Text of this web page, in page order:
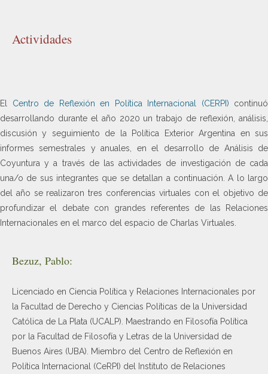
Actividades
El Centro de Reflexión en Política Internacional (CERPI) continuó
desarrollando durante el año 2020 un trabajo de reflexión, análisis,
discusión y seguimiento de la Política Exterior Argentina en sus
informes semestrales y anuales, en el desarrollo de Análisis de
Coyuntura y a través de las actividades de investigación de cada
una/o de sus integrantes que se detallan a continuación. A lo largo
del año se realizaron tres conferencias virtuales con el objetivo de
profundizar el debate con grandes referentes de las Relaciones
Internacionales en el marco del espacio de Charlas Virtuales.
Bezuz, Pablo:
Licenciado en Ciencia Política y Relaciones Internacionales por
la Facultad de Derecho y Ciencias Políticas de la Universidad
Católica de La Plata (UCALP). Maestrando en Filosofía Política
por la Facultad de Filosofía y Letras de la Universidad de
Buenos Aires (UBA). Miembro del Centro de Reflexión en
Política Internacional (CeRPI) del Instituto de Relaciones